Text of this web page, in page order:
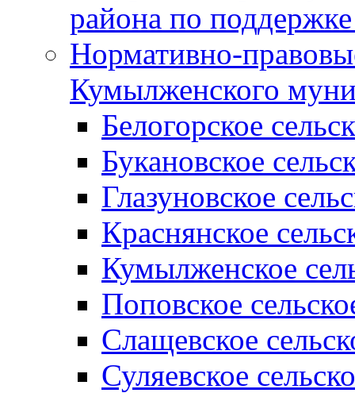
района по
Нормативно-
Кумылженского
Белогорское
Букановское
Глазуновское
Краснянское
Кумылженское
Поповское
Слащевское
Суляевское